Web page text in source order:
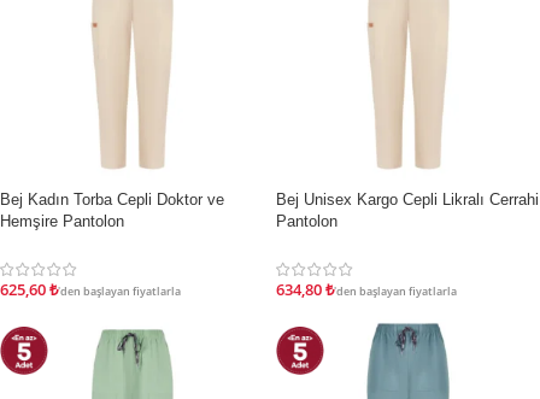
İNDIRIM
Bej Kadın Torba Cepli Doktor ve
Hemşire Pantolon
625,60₺'den başlayan fiyatlarla
İNDIRIM
Bej Unisex Kargo Cepli Likralı Cerrahi
Pantolon
634,80₺'den başlayan fiyatlarla